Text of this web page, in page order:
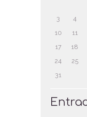
3
4
10
11
17
18
24
25
31